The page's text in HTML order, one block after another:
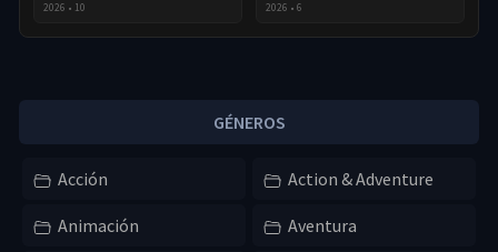
2026 • 10 2026 • 6
GÉNEROS
Acción Action & Adventure
Animación Aventura